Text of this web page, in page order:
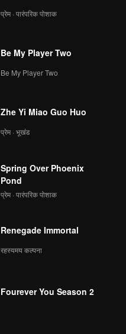
प्रेम · पारंपरिक पोशाक
Be My Player Two
Be My Player Two
Zhe Yi Miao Guo Huo
प्रेम · भूखंड
Spring Over Phoenix
Pond
प्रेम · पारंपरिक पोशाक
Renegade Immortal
रहस्यमय कल्पना
Fourever You Season 2